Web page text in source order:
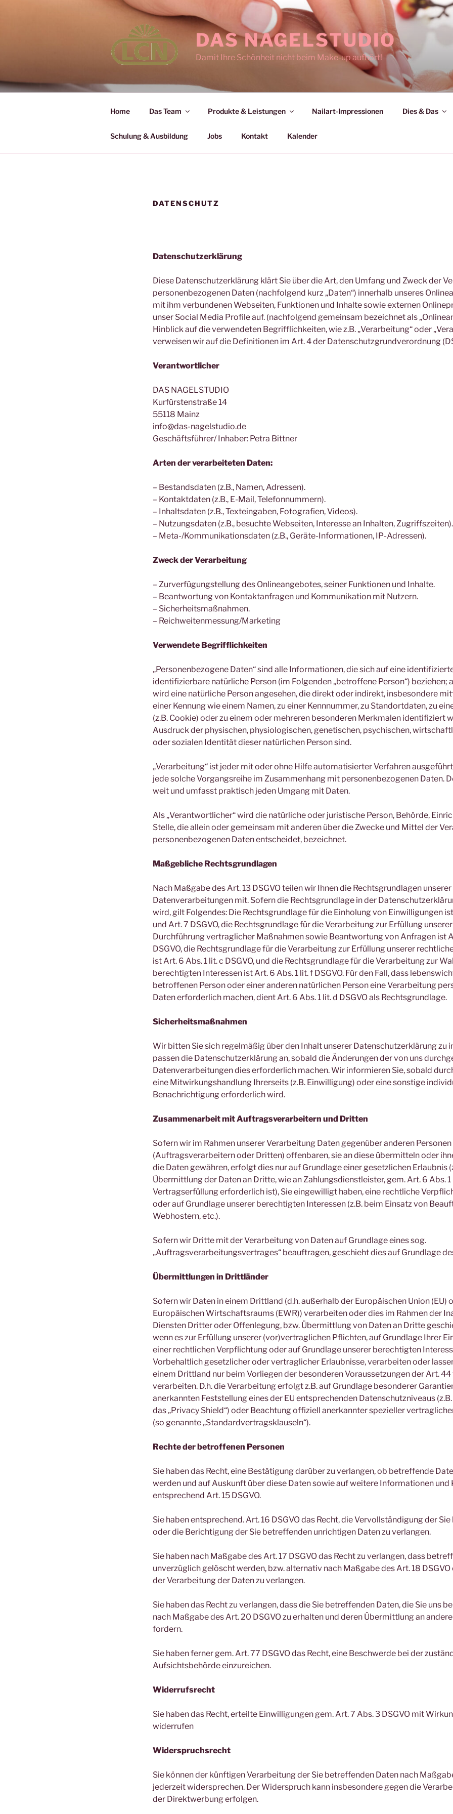
DAS NAGELSTUDIO
Damit Ihre Schönheit nicht beim Make-up aufhört!
Home Das Team Produkte & Leistungen Nailart-Impressionen Dies & Das
Schulung & Ausbildung Jobs Kontakt Kalender
DATENSCHUTZ
Datenschutzerklärung
Diese Datenschutzerklärung klärt Sie über die Art, den Umfang und Zweck der
personenbezogenen Daten (nachfolgend kurz „Daten“) innerhalb unseres
mit ihm verbundenen Webseiten, Funktionen und Inhalte sowie externen
unser Social Media Profile auf. (nachfolgend gemeinsam bezeichnet als
Hinblick auf die verwendeten Begrifflichkeiten, wie z.B. „Verarbeitung“ oder
verweisen wir auf die Definitionen im Art. 4 der Datenschutzgrundverordnung
Verantwortlicher
DAS NAGELSTUDIO
Kurfürstenstraße 14
55118 Mainz
info@das-nagelstudio.de
Geschäftsführer/ Inhaber: Petra Bittner
Arten der verarbeiteten Daten:
– Bestandsdaten (z.B., Namen, Adressen).
– Kontaktdaten (z.B., E-Mail, Telefonnummern).
– Inhaltsdaten (z.B., Texteingaben, Fotografien, Videos).
– Nutzungsdaten (z.B., besuchte Webseiten, Interesse an Inhalten, Zugriffszeiten).
– Meta-/Kommunikationsdaten (z.B., Geräte-Informationen, IP-Adressen).
Zweck der Verarbeitung
– Zurverfügungstellung des Onlineangebotes, seiner Funktionen und Inhalte.
– Beantwortung von Kontaktanfragen und Kommunikation mit Nutzern.
– Sicherheitsmaßnahmen.
– Reichweitenmessung/Marketing
Verwendete Begrifflichkeiten
„Personenbezogene Daten“ sind alle Informationen, die sich auf eine
identifizierbare natürliche Person (im Folgenden „betroffene Person“) beziehen;
wird eine natürliche Person angesehen, die direkt oder indirekt, insbesondere
einer Kennung wie einem Namen, zu einer Kennnummer, zu Standortdaten, zu
(z.B. Cookie) oder zu einem oder mehreren besonderen Merkmalen identifiziert
Ausdruck der physischen, physiologischen, genetischen, psychischen,
oder sozialen Identität dieser natürlichen Person sind.
„Verarbeitung“ ist jeder mit oder ohne Hilfe automatisierter Verfahren
jede solche Vorgangsreihe im Zusammenhang mit personenbezogenen Daten.
weit und umfasst praktisch jeden Umgang mit Daten.
Als „Verantwortlicher“ wird die natürliche oder juristische Person, Behörde,
Stelle, die allein oder gemeinsam mit anderen über die Zwecke und Mittel der
personenbezogenen Daten entscheidet, bezeichnet.
Maßgebliche Rechtsgrundlagen
Nach Maßgabe des Art. 13 DSGVO teilen wir Ihnen die Rechtsgrundlagen unserer
Datenverarbeitungen mit. Sofern die Rechtsgrundlage in der
wird, gilt Folgendes: Die Rechtsgrundlage für die Einholung von Einwilligungen ist
und Art. 7 DSGVO, die Rechtsgrundlage für die Verarbeitung zur Erfüllung
Durchführung vertraglicher Maßnahmen sowie Beantwortung von Anfragen ist
DSGVO, die Rechtsgrundlage für die Verarbeitung zur Erfüllung unserer
ist Art. 6 Abs. 1 lit. c DSGVO, und die Rechtsgrundlage für die Verarbeitung zur
berechtigten Interessen ist Art. 6 Abs. 1 lit. f DSGVO. Für den Fall, dass
betroffenen Person oder einer anderen natürlichen Person eine Verarbeitung
Daten erforderlich machen, dient Art. 6 Abs. 1 lit. d DSGVO als Rechtsgrundlage.
Sicherheitsmaßnahmen
Wir bitten Sie sich regelmäßig über den Inhalt unserer Datenschutzerklärung zu
passen die Datenschutzerklärung an, sobald die Änderungen der von uns
Datenverarbeitungen dies erforderlich machen. Wir informieren Sie, sobald
eine Mitwirkungshandlung Ihrerseits (z.B. Einwilligung) oder eine sonstige
Benachrichtigung erforderlich wird.
Zusammenarbeit mit Auftragsverarbeitern und Dritten
Sofern wir im Rahmen unserer Verarbeitung Daten gegenüber anderen
(Auftragsverarbeitern oder Dritten) offenbaren, sie an diese übermitteln oder
die Daten gewähren, erfolgt dies nur auf Grundlage einer gesetzlichen Erlaubnis
Übermittlung der Daten an Dritte, wie an Zahlungsdienstleister, gem. Art. 6 Abs. 1
Vertragserfüllung erforderlich ist), Sie eingewilligt haben, eine rechtliche
oder auf Grundlage unserer berechtigten Interessen (z.B. beim Einsatz von
Webhostern, etc.).
Sofern wir Dritte mit der Verarbeitung von Daten auf Grundlage eines sog.
„Auftragsverarbeitungsvertrages“ beauftragen, geschieht dies auf Grundlage
Übermittlungen in Drittländer
Sofern wir Daten in einem Drittland (d.h. außerhalb der Europäischen Union (EU)
Europäischen Wirtschaftsraums (EWR)) verarbeiten oder dies im Rahmen der
Diensten Dritter oder Offenlegung, bzw. Übermittlung von Daten an Dritte
wenn es zur Erfüllung unserer (vor)vertraglichen Pflichten, auf Grundlage Ihrer
einer rechtlichen Verpflichtung oder auf Grundlage unserer berechtigten
Vorbehaltlich gesetzlicher oder vertraglicher Erlaubnisse, verarbeiten oder
einem Drittland nur beim Vorliegen der besonderen Voraussetzungen der Art. 44
verarbeiten. D.h. die Verarbeitung erfolgt z.B. auf Grundlage besonderer
anerkannten Feststellung eines der EU entsprechenden Datenschutzniveaus
das „Privacy Shield“) oder Beachtung offiziell anerkannter spezieller
(so genannte „Standardvertragsklauseln“).
Rechte der betroffenen Personen
Sie haben das Recht, eine Bestätigung darüber zu verlangen, ob betreffende
werden und auf Auskunft über diese Daten sowie auf weitere Informationen und
entsprechend Art. 15 DSGVO.
Sie haben entsprechend. Art. 16 DSGVO das Recht, die Vervollständigung der
oder die Berichtigung der Sie betreffenden unrichtigen Daten zu verlangen.
Sie haben nach Maßgabe des Art. 17 DSGVO das Recht zu verlangen, dass
unverzüglich gelöscht werden, bzw. alternativ nach Maßgabe des Art. 18
der Verarbeitung der Daten zu verlangen.
Sie haben das Recht zu verlangen, dass die Sie betreffenden Daten, die Sie uns
nach Maßgabe des Art. 20 DSGVO zu erhalten und deren Übermittlung an
fordern.
Sie haben ferner gem. Art. 77 DSGVO das Recht, eine Beschwerde bei der
Aufsichtsbehörde einzureichen.
Widerrufsrecht
Sie haben das Recht, erteilte Einwilligungen gem. Art. 7 Abs. 3 DSGVO mit
widerrufen
Widerspruchsrecht
Sie können der künftigen Verarbeitung der Sie betreffenden Daten nach
jederzeit widersprechen. Der Widerspruch kann insbesondere gegen die
der Direktwerbung erfolgen.